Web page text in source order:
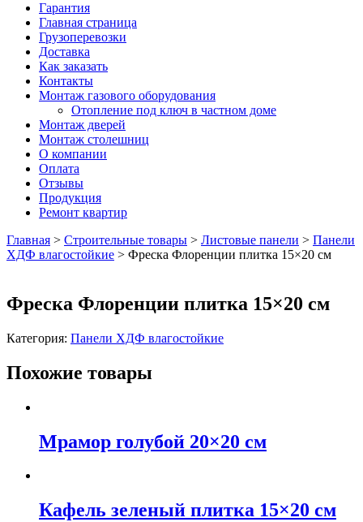
Гарантия
Главная страница
Грузоперевозки
Доставка
Как заказать
Контакты
Монтаж газового оборудования
Отопление под ключ в частном доме
Монтаж дверей
Монтаж столешниц
О компании
Оплата
Отзывы
Продукция
Ремонт квартир
Главная > Строительные товары > Листовые панели > Панели
ХДФ влагостойкие > Фреска Флоренции плитка 15×20 см
Фреска Флоренции плитка 15×20 см
Категория: Панели ХДФ влагостойкие
Похожие товары
Мрамор голубой 20×20 см
Кафель зеленый плитка 15×20 см